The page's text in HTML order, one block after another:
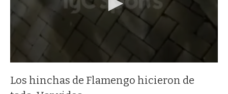
Los hinchas de Flamengo hicieron de